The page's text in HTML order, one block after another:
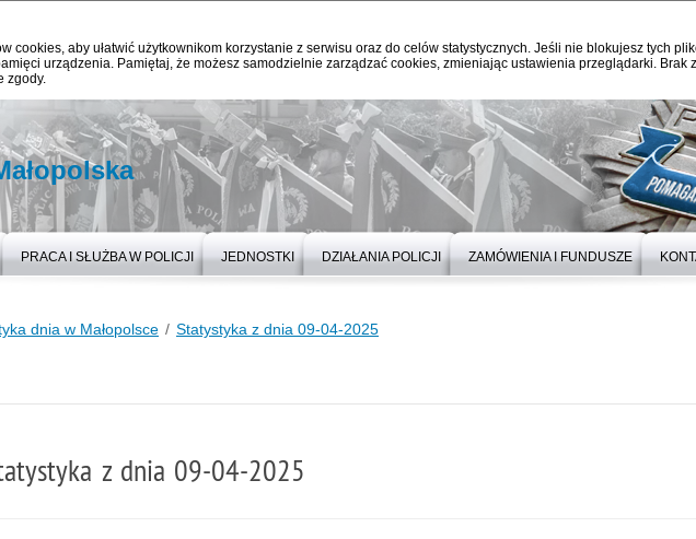
cookies, aby ułatwić użytkownikom korzystanie z serwisu oraz do celów statystycznych. Jeśli nie blokujesz tych
urządzenia. Pamiętaj, że możesz samodzielnie zarządzać cookies, zmieniając ustawienia przeglądarki. Brak
zgody.
PRACA I SŁUŻBA W POLICJI JEDNOSTKI DZIAŁANIA POLICJI ZAMÓWIENIA I FUNDUSZE
dnia w Małopolsce Statystyka z dnia 09-04-2025
z dnia 09-04-2025